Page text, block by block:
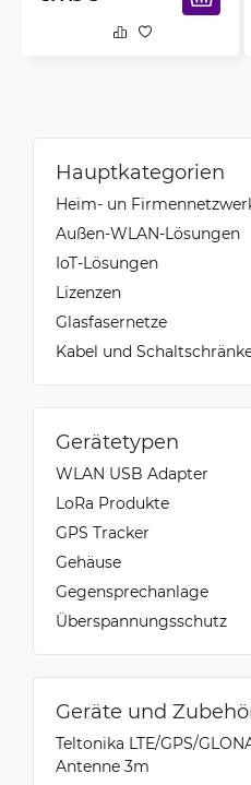
Hauptkategorien
Heim- un
Außen-WLAN-Lösungen
IoT-Lösungen
Lizenzen
Glasfasernetze
Kabel und
Gerätetypen
WLAN USB Adapter
LoRa Produkte
GPS Tracker
Gehäuse
Gegensprechanlage
Überspannungsschutz
Geräte und
Teltonika LTE/GPS/
Antenne 3m